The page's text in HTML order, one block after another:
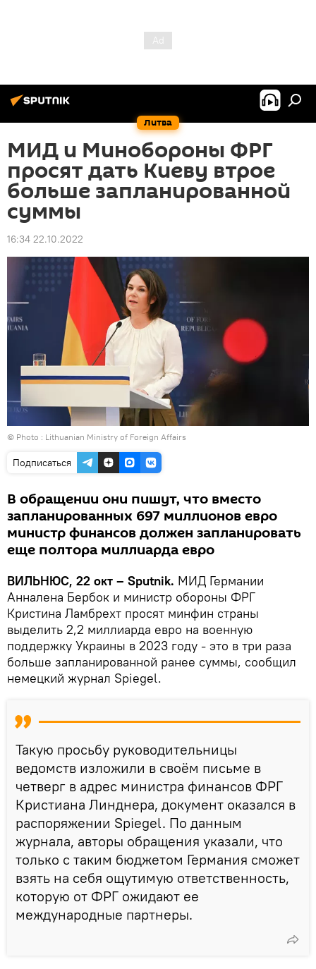
Литва
МИД и Минобороны ФРГ
просят дать Киеву втрое
больше запланированной
суммы
16:34 22.10.2022
© Photo : Lithuanian Ministry of Foreign Affairs
Подписаться
В обращении они пишут, что вместо
запланированных 697 миллионов евро
министр финансов должен запланировать
еще полтора миллиарда евро
ВИЛЬНЮС, 22 окт – Sputnik. МИД Германии
Анналена Бербок и министр обороны ФРГ
Кристина Ламбрехт просят минфин страны
выделить 2,2 миллиарда евро на военную
поддержку Украины в 2023 году - это в три раза
больше запланированной ранее суммы, сообщил
немецкий журнал Spiegel.
Такую просьбу руководительницы
ведомств изложили в своём письме в
четверг в адрес министра финансов ФРГ
Кристиана Линднера, документ оказался в
распоряжении Spiegel. По данным
журнала, авторы обращения указали, что
только с таким бюджетом Германия сможет
взять на себя ощутимую ответственность,
которую от ФРГ ожидают ее
международные партнеры.